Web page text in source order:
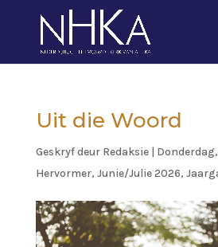
Uit die Woord
Geskryf deur Redaksie| Donderdag,
Hervormer, Junie/Julie 2026,